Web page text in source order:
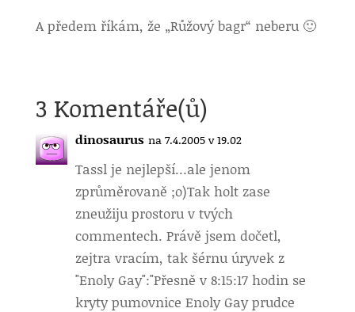
A předem říkám, že „Růžový bagr“ neberu 🙂
3 Komentáře(ů)
dinosaurus na 7.4.2005 v 19.02
Tassl je nejlepší…ale jenom
zprůměrovaně ;o)Tak holt zase
zneužiju prostoru v tvých
commentech. Právě jsem dočetl,
zejtra vracím, tak šérnu úryvek z
"Enoly Gay":"Přesně v 8:15:17 hodin se
kryty pumovnice Enoly Gay prudce